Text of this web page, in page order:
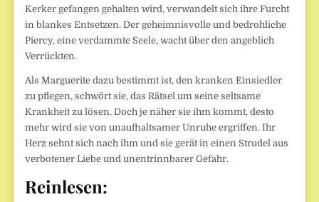
Kerker gefangen gehalten wird, verwandelt sich ihre Furcht
in blankes Entsetzen. Der geheimnisvolle und bedrohliche
Piercy, eine verdammte Seele, wacht über den angeblich
Verrückten.
Als Marguerite dazu bestimmt ist, den kranken Einsiedler
zu pflegen, schwört sie, das Rätsel um seine seltsame
Krankheit zu lösen. Doch je näher sie ihm kommt, desto
mehr wird sie von unaufhaltsamer Unruhe ergriffen. Ihr
Herz sehnt sich nach ihm und sie gerät in einen Strudel aus
verbotener Liebe und unentrinnbarer Gefahr.
Reinlesen: